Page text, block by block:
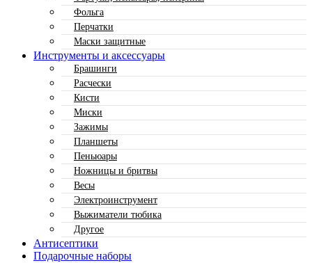
Фольга
Перчатки
Маски защитные
Инструменты и аксессуары
Брашинги
Расчески
Кисти
Миски
Зажимы
Планшеты
Пеньюары
Ножницы и бритвы
Весы
Электроинструмент
Выжиматели тюбика
Другое
Антисептики
Подарочные наборы